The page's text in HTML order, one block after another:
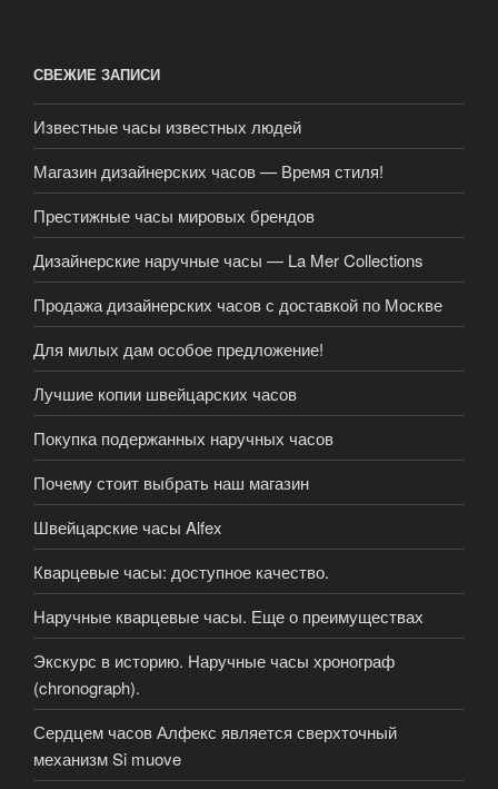
СВЕЖИЕ ЗАПИСИ
Известные часы известных людей
Магазин дизайнерских часов — Время стиля!
Престижные часы мировых брендов
Дизайнерские наручные часы — La Mer Collections
Продажа дизайнерских часов с доставкой по Москве
Для милых дам особое предложение!
Лучшие копии швейцарских часов
Покупка подержанных наручных часов
Почему стоит выбрать наш магазин
Швейцарские часы Alfex
Кварцевые часы: доступное качество.
Наручные кварцевые часы. Еще о преимуществах
Экскурс в историю. Наручные часы хронограф
(chronograph).
Сердцем часов Алфекс является сверхточный
механизм Si muove